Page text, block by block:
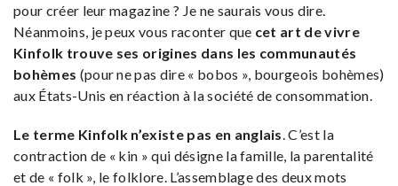
pour créer leur magazine ? Je ne saurais vous dire.
Néanmoins, je peux vous raconter que cet art de vivre
Kinfolk trouve ses origines dans les communautés
bohèmes (pour ne pas dire « bobos », bourgeois bohèmes)
aux États-Unis en réaction à la société de consommation.
Le terme Kinfolk n’existe pas en anglais . C’est la
contraction de « kin » qui désigne la famille, la parentalité
et de « folk », le folklore. L’assemblage des deux mots